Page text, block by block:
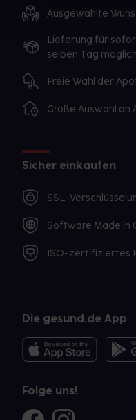
Ausgewählte
Lieferung für
selben Tag möglich
Freie Wahl der
Große Auswahl an
Sicher einkaufen
SSL-
Software Made in
ISO-zertifiziertes
Die gesund.de App
Folge uns!